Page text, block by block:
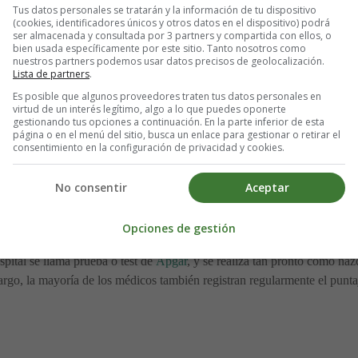
parto. Sin embargo, la mayoría de los hospitales requieren una
hasta tres noches, a menos que existan otrascomplicaciones.
enfermeras de atención de maternidad y consultores de lactancia.
Intenta aprovechar esta oportunidad para hacer preguntas sobre
salir de la instalación. Se te ofrecerá un ablandador deheces
signos de infección, como fiebre, es posible que debas
de irte, solo para asegurarse de que haya comenzado el proceso de
se llama prueba o test deApgar, y se realiza tan pronto como
la mayoría de los médicos también registran regularmente el
Tus datos personales se tratarán y la información de tu dispositivo
(cookies, identificadores únicos y otros datos en el dispositivo) podrá
ser almacenada y consultada por 3 partners y compartida con ellos, o
bien usada específicamente por este sitio. Tanto nosotros como
nuestros partners podemos usar datos precisos de geolocalización.
Lista de partners.
Es posible que algunos proveedores traten tus datos personales en
virtud de un interés legítimo, algo a lo que puedes oponerte
gestionando tus opciones a continuación. En la parte inferior de esta
página o en el menú del sitio, busca un enlace para gestionar o retirar el
consentimiento en la configuración de privacidad y cookies.
Aceptar
No consentir
Opciones de gestión